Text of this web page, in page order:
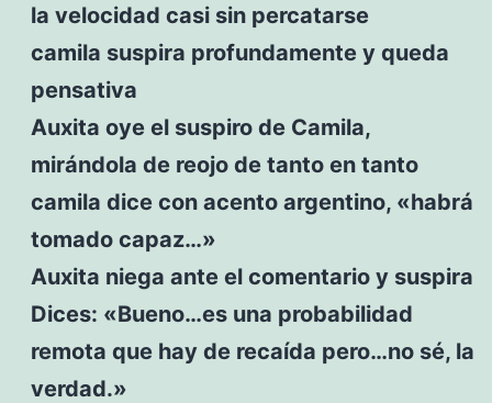
la velocidad casi sin percatarse
camila suspira profundamente y queda
pensativa
Auxita oye el suspiro de Camila,
mirándola de reojo de tanto en tanto
camila dice con acento argentino, «habrá
tomado capaz…»
Auxita niega ante el comentario y suspira
Dices: «Bueno…es una probabilidad
remota que hay de recaída pero…no sé, la
verdad.»